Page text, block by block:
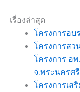
เรื่องล่าสุด
โครงการอบ
โครงการสว
โครงการ อ
จ.พระนครศ
โครงการเส